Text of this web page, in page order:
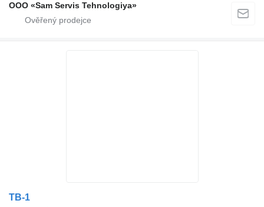
OOO «Sam Servis Tehnologiya»
TB-1